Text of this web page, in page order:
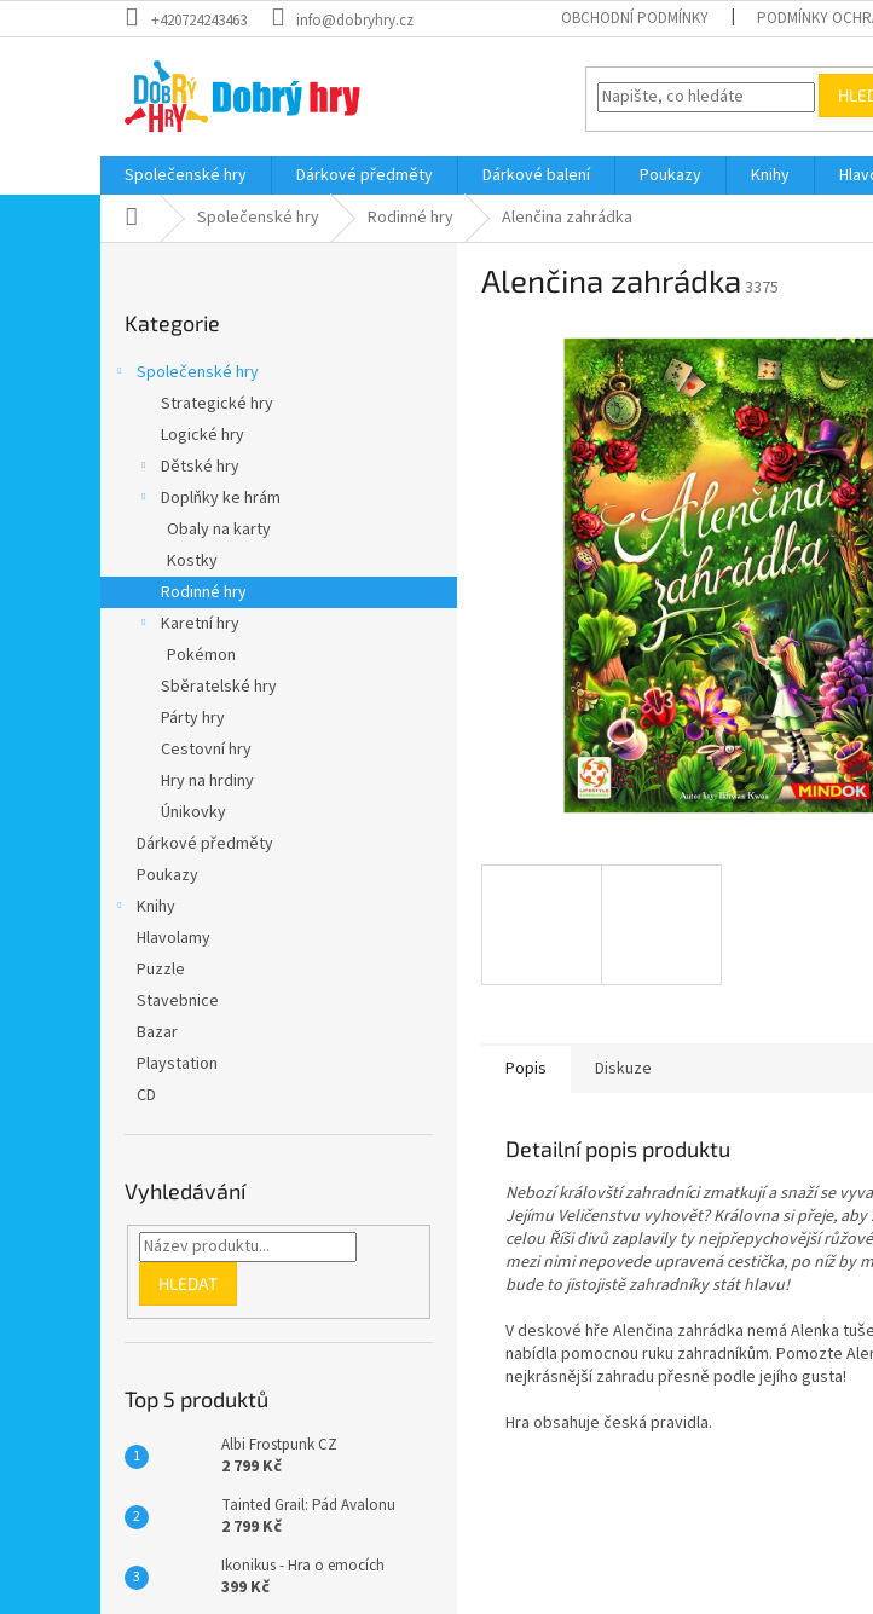
na
+420724243463 info@dobryhry.cz OBCHODNÍ PODMÍNKY PODMÍNKY
Společenské hry Dárkové předměty Dárkové balení Poukazy Knihy
Domů Společenské hry Rodinné hry Alenčina zahrádka
e
l
kategorie
Kategorie
Společenské hry
Strategické hry
Logické hry
Dětské hry
Doplňky ke hrám
Obaly na karty
Kostky
Rodinné hry
Karetní hry
Pokémon
Sběratelské hry
Párty hry
Cestovní hry
Hry na hrdiny
Únikovky
Dárkové předměty
Poukazy
Knihy
Hlavolamy
Puzzle
Stavebnice
Bazar
Playstation
CD
Vyhledávání
HLEDAT
Top 5 produktů
Albi Frostpunk CZ
2 799 Kč
Tainted Grail: Pád Avalonu
2 799 Kč
Ikonikus - Hra o emocích
399 Kč
Alenčina zahrádka 3375
Popis Diskuze
Detailní popis produktu
Nebozí královští zahradníci zmatkují a snaží se
Jejímu Veličenstvu vyhovět? Královna si přeje,
celou Říši divů zaplavily ty nejpřepychovější
mezi nimi nepovede upravená cestička, po níž by
bude to jistojistě zahradníky stát hlavu!
V deskové hře Alenčina zahrádka nemá Alenka
nabídla pomocnou ruku zahradníkům. Pomozte
nejkrásnější zahradu přesně podle jejího gusta!
Hra obsahuje česká pravidla.